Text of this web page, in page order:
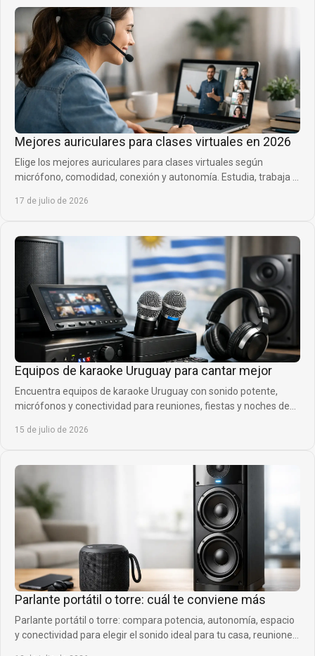
Mejores auriculares para clases virtuales en 2026
Elige los mejores auriculares para clases virtuales según
micrófono, comodidad, conexión y autonomía. Estudia, trabaja y
17 de julio de 2026
Equipos de karaoke Uruguay para cantar mejor
Encuentra equipos de karaoke Uruguay con sonido potente,
micrófonos y conectividad para reuniones, fiestas y noches de
15 de julio de 2026
Parlante portátil o torre: cuál te conviene más
Parlante portátil o torre: compara potencia, autonomía, espacio
y conectividad para elegir el sonido ideal para tu casa, reuniones